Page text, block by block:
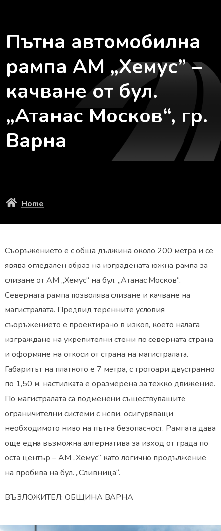
Пътна автомобилна
рампа АМ „Хемус” –
качване от бул.
„Атанас Москов“, гр.
Варна
Home
Съоръжението е с обща дължина около 200 метра и се
явява огледален образ на изградената южна рампа за
слизане от АМ „Хемус“ на бул. „Атанас Москов“.
Северната рампа позволява слизане и качване на
магистралата. Предвид теренните условия
съоръжението е проектирано в изкоп, което налага
изграждане на укрепителни стени по северната страна
и оформяне на откоси от страна на магистралата.
Габаритът на платното е 7 метра, с тротоари двустранно
по 1,50 м, настилката е оразмерена за тежко движение.
По магистралата са подменени съществуващите
ограничителни системи с нови, осигуряващи
необходимото ниво на пътна безопасност. Рампата дава
още една възможна алтернатива за изход от града по
оста център – АМ „Хемус“ като логично продължение
на пробива на бул. „Сливница“.
ВЪЗЛОЖИТЕЛ: ОБЩИНА ВАРНА